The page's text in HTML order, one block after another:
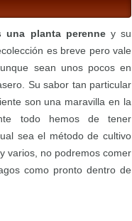
una planta perenney su
es breve pero vale
sean unos pocos en
Su sabor tan particular
son una maravilla en la
todo hemos de tener
sea el método de cultivo
varios, no podremos comer
como pronto dentro de